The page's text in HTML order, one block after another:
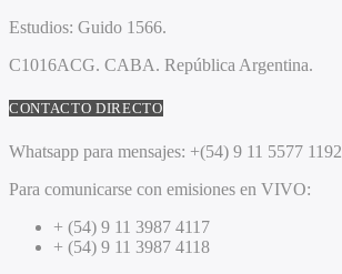
Estudios: Guido 1566.
C1016ACG. CABA. República Argentina.
CONTACTO DIRECTO
Whatsapp para mensajes: +(54) 9 11 5577 1192
Para comunicarse con emisiones en VIVO:
+ (54) 9 11 3987 4117
+ (54) 9 11 3987 4118